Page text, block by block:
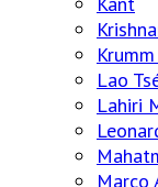
Lao
Lahiri
Marco